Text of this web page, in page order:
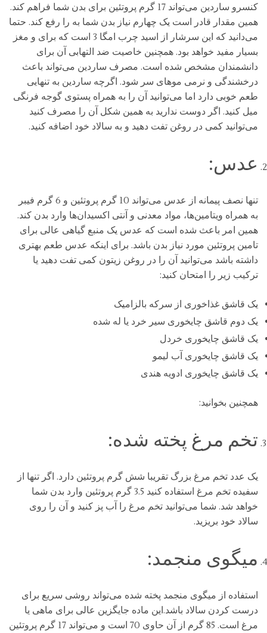
کنسرو ساردین می‌تواند 17 گرم پروتئین برای بدن شما فراهم کند.
همین مقدار قادر است یک چهارم نیاز بدن شما به را رفع کند. حتما
می‌دانید که این سرشار از اسید چرب امگا 3 است که برای و مغز
بسیار مفید خواهد بود. همچنین خاصیت ضد التهابی آن برای
دانشمندان مشخص شده است. مصرف ساردین می‌تواند باعث
درخشندگی و نرمی موهای سر شود. اگرچه ساردین به تنهایی
طعم خوبی دارد اما می‌توانید آن را به همراه پستوی گوجه فرنگی
میل کنید. اگر دوست ندارید به همین شکل آن را مصرف کنید
می‌توانید کمی در روغن تفت دهید و به سالاد خود اضافه کنید.
عدس:
تنها نصف پیمانه از عدس می‌تواند 10 گرم پروتئین و 6 گرم فیبر
به همراه ویتامین‌ها، مواد معدنی و آنتی اکسیدان‌ها وارد بدن کند.
همین امر باعث شده است که عدس یک منبع گیاهی عالی برای
تامین پروتئین مورد نیاز بدن باشد. برای اینکه عدس طعم بهتری
داشته باشد می‌توانید آن را در روغن زیتون کمی تفت دهید یا
ترکیب زیر را امتحان کنید:
یک قاشق غذاخوری از سرکه بالزامیک
یک دوم قاشق چایخوری سیر خرد یا له شده
یک قاشق چایخوری خردل
یک قاشق چایخوری آب لیمو
یک قاشق چایخوری ادویه هندی
همچنین بخوانید:
تخم مرغ پخته شده:
یک عدد تخم مرغ بزرگ تقریبا شش گرم پروتئین دارد. اگر تنها از
سفیده تخم مرغ استفاده کنید 3.5 گرم پروتئین وارد بدن شما
خواهد شد. شما می‌توانید تخم مرغ را آب پز کنید و آن را روی
سالاد خود بریزید.
میگوی منجمد:
استفاده از میگوی منجمد پخته شده می‌تواند روشی سریع برای
درست کردن سالاد باشد.این ماده جایگزین عالی برای ماهی یا
مرغ است. 85 گرم از آن حاوی 70 است و می‌تواند 17 گرم پروتئین